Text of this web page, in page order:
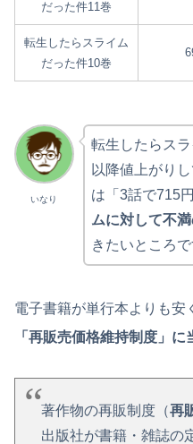
だった件11巻
転生したらスライム
だった件10巻
いなり
転生したらス
以降値上がり
は「3話で715
ムに対して不
きたいところで
電子書籍が単行本よりも安
「再販売価格維持制度」
著作物の再販制度（再
出版社が書籍・雑誌の